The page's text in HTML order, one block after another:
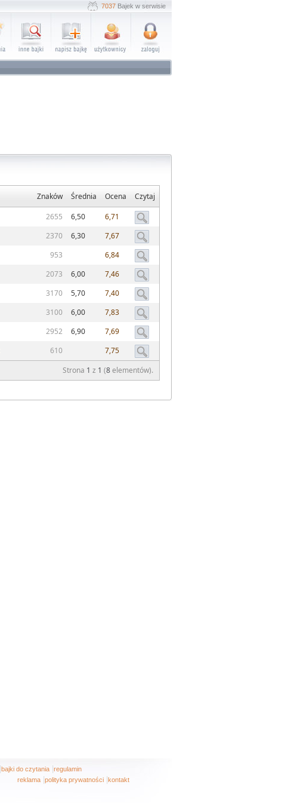
7037 Bajek w serwisie
Znaków Średnia Ocena Czytaj
Strona 1 z 1 (8elementów).
2655 6,50
6,71
2370 6,30
7,67
953
6,84
2073 6,00
7,46
3170 5,70
7,40
3100 6,00
7,83
2952 6,90
7,69
610 7,75
bajki do czytania regulamin
reklama polityka prywatności kontakt